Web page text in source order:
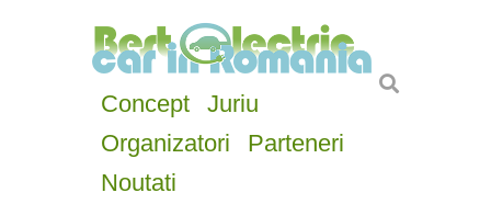
Concept
Juriu
Organizatori
Parteneri
Noutati